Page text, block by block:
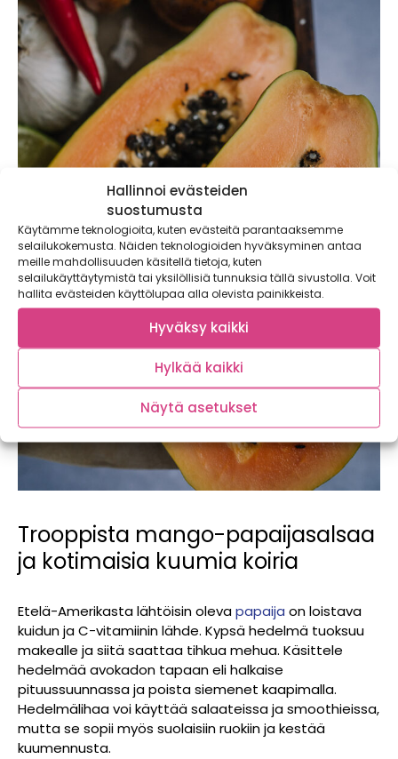
Hallinnoi evästeiden
suostumusta
Käytämme teknologioita, kuten evästeitä parantaaksemme
selailukokemusta. Näiden teknologioiden hyväksyminen antaa
meille mahdollisuuden käsitellä tietoja, kuten
selailukäyttäytymistä tai yksilöllisiä tunnuksia tällä sivustolla. Voit
hallita evästeiden käyttölupaa alla olevista painikkeista.
Hyväksy kaikki
Hylkää kaikki
Näytä asetukset
Trooppista mango-papaijasalsaa
ja kotimaisia kuumia koiria
Etelä-Amerikasta lähtöisin olevapapaija on loistava
kuidun ja C-vitamiinin lähde. Kypsä hedelmä tuoksuu
makealle ja siitä saattaa tihkua mehua. Käsittele
hedelmää avokadon tapaan eli halkaise
pituussuunnassa ja poista siemenet kaapimalla.
Hedelmälihaa voi käyttää salaateissa ja smoothieissa,
mutta se sopii myös suolaisiin ruokiin ja kestää
kuumennusta.